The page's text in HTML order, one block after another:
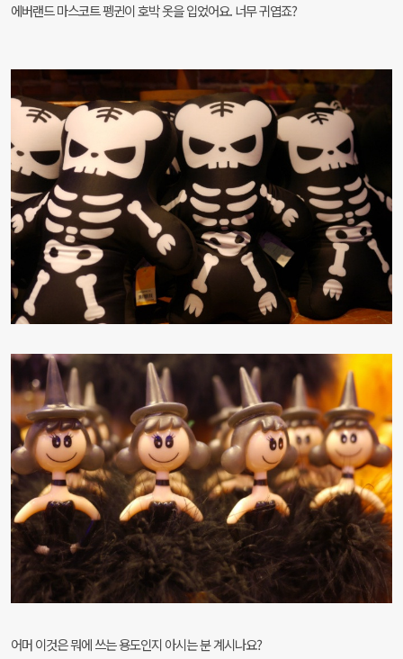
에버랜드 마스코트 펭귄이 호박 옷을 입었어요. 너무 귀엽죠?
어머 이것은 뭐에 쓰는 용도인지 아시는 분 계시나요?